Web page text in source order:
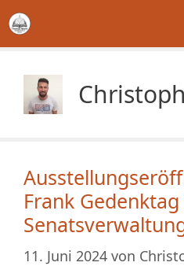
Zum
Inhalt
springen
Frank
11. Juni 2024 von